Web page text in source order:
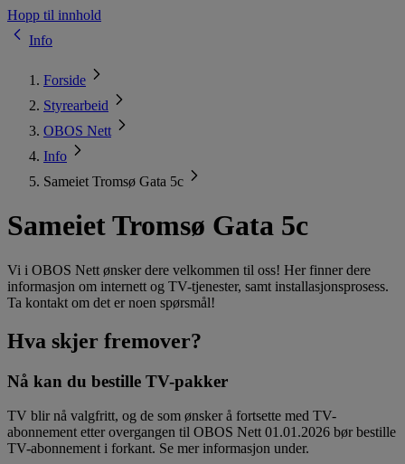
Hopp til innhold
Info
Forside
Styrearbeid
OBOS Nett
Info
Sameiet Tromsø Gata 5c
Sameiet Tromsø Gata 5c
Vi i OBOS Nett ønsker dere velkommen til oss! Her finner dere
informasjon om internett og TV-tjenester, samt installasjonsprosess.
Ta kontakt om det er noen spørsmål!
Hva skjer fremover?
Nå kan du bestille TV-pakker
TV blir nå valgfritt, og de som ønsker å fortsette med TV-
abonnement etter overgangen til OBOS Nett 01.01.2026 bør bestille
TV-abonnement i forkant. Se mer informasjon under.